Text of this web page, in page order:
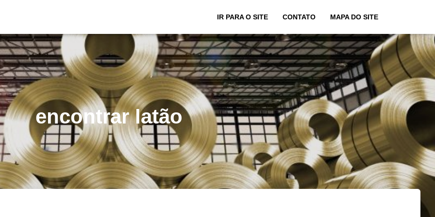
IR PARA O SITE CONTATO MAPA DO SITE
encontrar latão